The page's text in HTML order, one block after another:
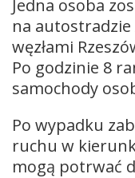
Jedna osoba
na autostradzie
węzłami
Po godzinie 8
samochody
Po wypadku
ruchu w
mogą potrwać